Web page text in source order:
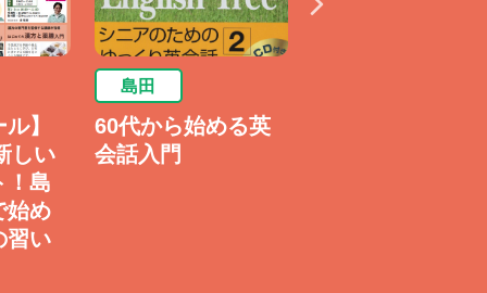
】
しい
！島
始め
習い
島田
60代から始める英
会話入門